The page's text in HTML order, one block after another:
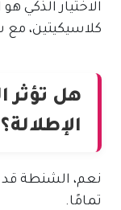
الاختيار الذكي
كلاسيكيتين،
هل تؤثر
الإطلالة؟
نعم، الشنطة
تمامًا.